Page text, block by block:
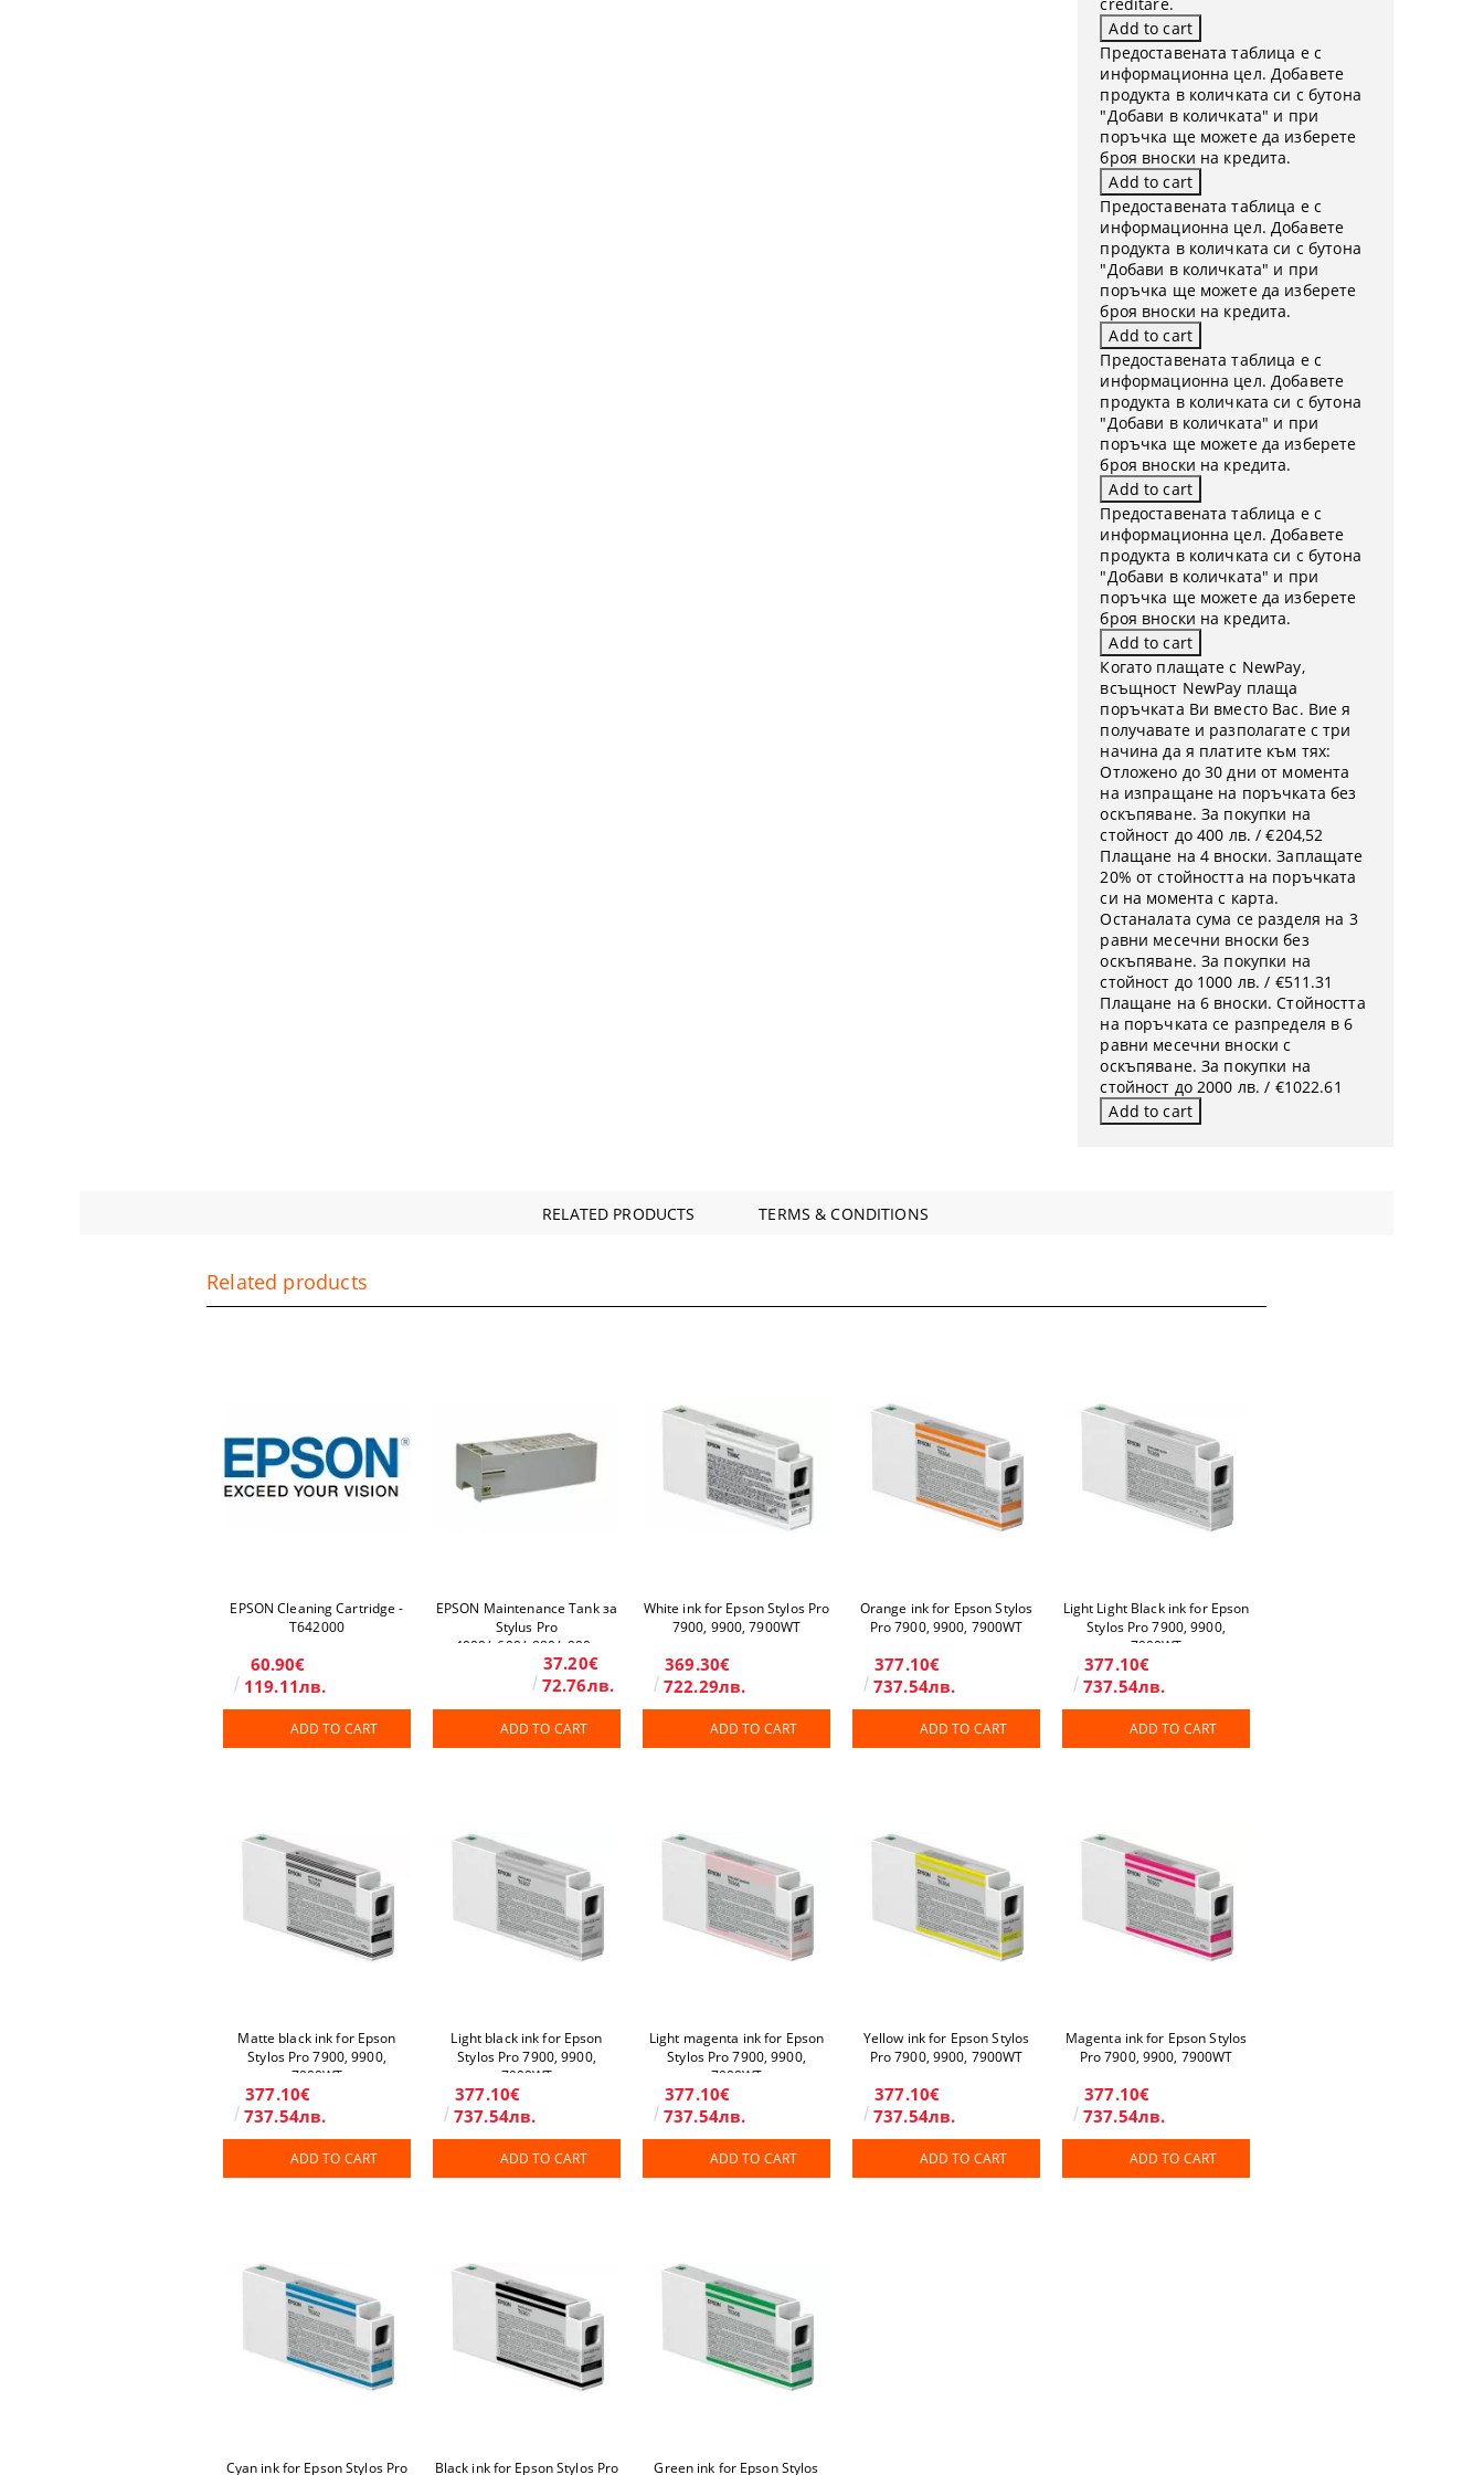
Предоставената таблица е с
информационна цел. Добавете
продукта в количката си с бутона
"Добави в количката" и при
поръчка ще можете да изберете
броя вноски на кредита.
Предоставената таблица е с
информационна цел. Добавете
продукта в количката си с бутона
"Добави в количката" и при
поръчка ще можете да изберете
броя вноски на кредита.
Предоставената таблица е с
информационна цел. Добавете
продукта в количката си с бутона
"Добави в количката" и при
поръчка ще можете да изберете
броя вноски на кредита.
Предоставената таблица е с
информационна цел. Добавете
продукта в количката си с бутона
"Добави в количката" и при
поръчка ще можете да изберете
броя вноски на кредита.
Когато плащате с NewPay,
всъщност NewPay плаща
поръчката Ви вместо Вас. Вие я
получавате и разполагате с три
начина да я платите към тях:
Отложено до 30 дни от момента
на изпращане на поръчката без
оскъпяване. За покупки на
стойност до 400 лв. / €204,52
Плащане на 4 вноски. Заплащате
20% от стойността на поръчката
си на момента с карта.
Останалата сума се разделя на 3
равни месечни вноски без
оскъпяване. За покупки на
стойност до 1000 лв. / €511.31
Плащане на 6 вноски. Стойността
на поръчката се разпределя в 6
равни месечни вноски с
оскъпяване. За покупки на
стойност до 2000 лв. / €1022.61
RELATED PRODUCTS TERMS & CONDITIONS
Related products
EPSON Cleaning Cartridge -
T642000
60.90€
119.11лв.
ADD TO CART
EPSON Maintenance Tank за
Stylus Pro
4000/x600/x880/x900 -
C12C89019137.20€
72.76лв.
ADD TO CART
White ink for Epson Stylos Pro
7900, 9900, 7900WT
369.30€
722.29лв.
ADD TO CART
Orange ink for Epson Stylos
Pro 7900, 9900, 7900WT
377.10€
737.54лв.
ADD TO CART
Light Light Black ink for Epson
Stylos Pro 7900, 9900,
7900WT
377.10€
737.54лв.
ADD TO CART
Matte black ink for Epson
Stylos Pro 7900, 9900,
7900WT
377.10€
737.54лв.
ADD TO CART
Light black ink for Epson
Stylos Pro 7900, 9900,
7900WT
377.10€
737.54лв.
ADD TO CART
Light magenta ink for Epson
Stylos Pro 7900, 9900,
7900WT
377.10€
737.54лв.
ADD TO CART
Yellow ink for Epson Stylos
Pro 7900, 9900, 7900WT
377.10€
737.54лв.
ADD TO CART
Magenta ink for Epson Stylos
Pro 7900, 9900, 7900WT
377.10€
737.54лв.
ADD TO CART
Cyan ink for Epson Stylos Pro Black ink for Epson Stylos Pro Green ink for Epson Stylos